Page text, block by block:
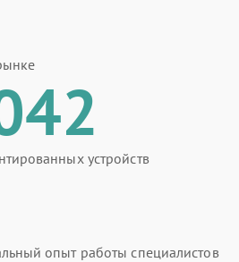
устройств
опыт работы специалистов